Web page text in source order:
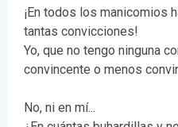
¡En todos los manicomios
tantas convicciones!
Yo, que no tengo ninguna
convincente o menos
No, ni en mí...